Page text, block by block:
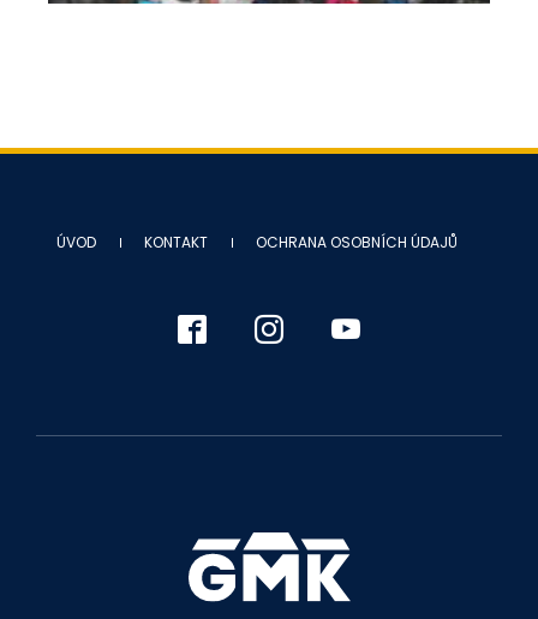
ÚVOD KONTAKT OCHRANA OSOBNÍCH ÚDAJŮ